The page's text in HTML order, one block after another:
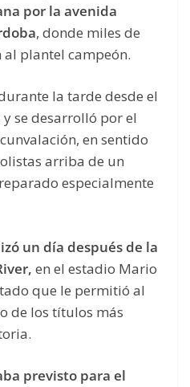
por la avenida
, donde miles de
plantel campeón.
la tarde desde el
se desarrolló por el
en sentido
arriba de un
especialmente
un día después de la
en el estadio Mario
que le permitió al
de los títulos más
previsto para el